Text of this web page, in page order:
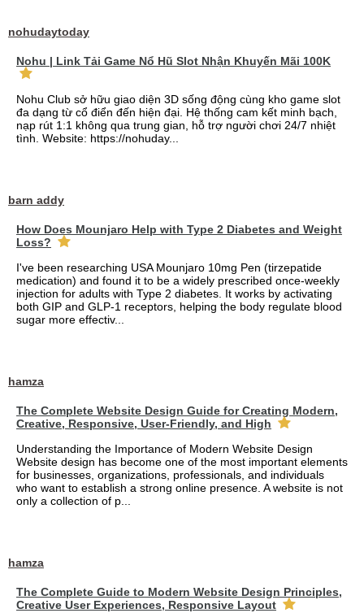
nohudaytoday
Nohu | Link Tải Game Nổ Hũ Slot Nhận Khuyến Mãi 100K
Nohu Club sở hữu giao diện 3D sống động cùng kho game slot
đa dạng từ cổ điển đến hiện đại. Hệ thống cam kết minh bạch,
nạp rút 1:1 không qua trung gian, hỗ trợ người chơi 24/7 nhiệt
tình. Website: https://nohuday...
barn addy
How Does Mounjaro Help with Type 2 Diabetes and Weight
Loss?
I've been researching USA Mounjaro 10mg Pen (tirzepatide
medication) and found it to be a widely prescribed once-weekly
injection for adults with Type 2 diabetes. It works by activating
both GIP and GLP-1 receptors, helping the body regulate blood
sugar more effectiv...
hamza
The Complete Website Design Guide for Creating Modern,
Creative, Responsive, User-Friendly, and High
Understanding the Importance of Modern Website Design
Website design has become one of the most important elements
for businesses, organizations, professionals, and individuals
who want to establish a strong online presence. A website is not
only a collection of p...
hamza
The Complete Guide to Modern Website Design Principles,
Creative User Experiences, Responsive Layout